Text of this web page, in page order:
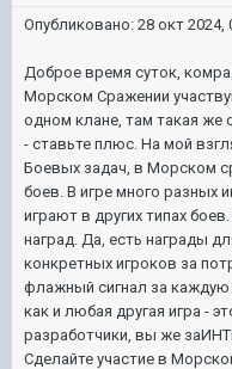
Опубликовано: 28 окт 2024,
Доброе время суток,
Морском Сражении
одном клане, там такая же
- ставьте плюс. На мой
Боевых задач, в Морском
боев. В игре много разных
играют в других типах
наград. Да, есть награды
конкретных игроков за
флажный сигнал за
как и любая другая игра -
разработчики, вы же
Сделайте участие в